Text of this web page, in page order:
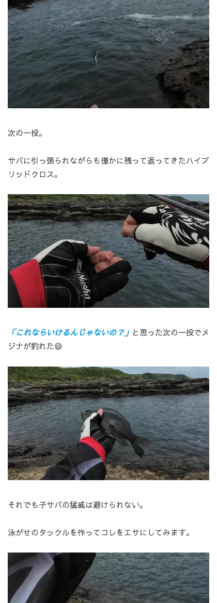
次の一投。
サバに引っ張られながらも僅かに残って返ってきたハイブ
リッドクロス。
「これならいけるんじゃないの？」 と思った次の一投でメ
ジナが釣れた😄
それでも子サバの猛威は避けられない。
泳がせのタックルを作ってコレをエサにしてみます。